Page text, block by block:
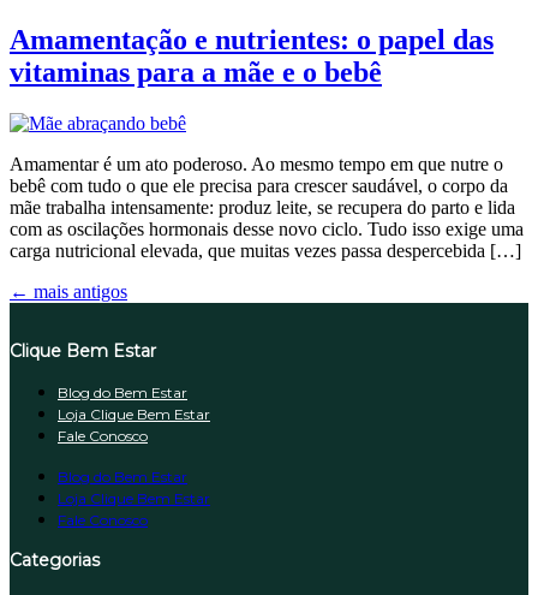
Amamentação e nutrientes: o papel das
vitaminas para a mãe e o bebê
Amamentar é um ato poderoso. Ao mesmo tempo em que nutre o
bebê com tudo o que ele precisa para crescer saudável, o corpo da
mãe trabalha intensamente: produz leite, se recupera do parto e lida
com as oscilações hormonais desse novo ciclo. Tudo isso exige uma
carga nutricional elevada, que muitas vezes passa despercebida […]
← mais antigos
Clique Bem Estar
Blog do Bem Estar
Loja Clique Bem Estar
Fale Conosco
Blog do Bem Estar
Loja Clique Bem Estar
Fale Conosco
Categorias